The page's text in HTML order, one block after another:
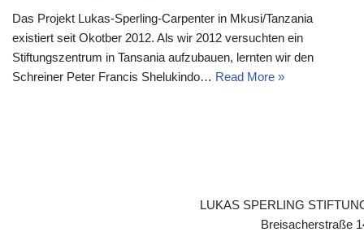
Das Projekt Lukas-Sperling-Carpenter in Mkusi/Tanzania
existiert seit Okotber 2012. Als wir 2012 versuchten ein
Stiftungszentrum in Tansania aufzubauen, lernten wir den
Schreiner Peter Francis Shelukindo… Read More »
LUKAS SPERLING
Breisacherstraße